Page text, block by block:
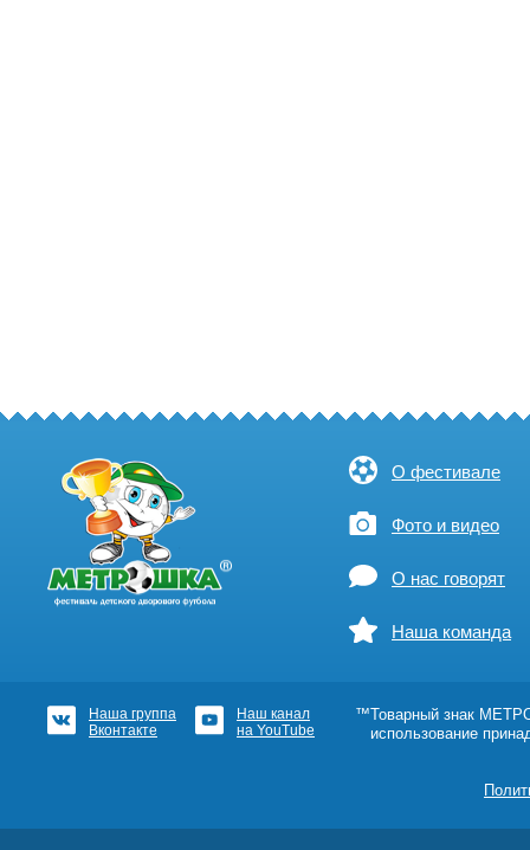
О фестивале
Фото и видео
О нас говорят
Наша команда
Наша группа
Вконтакте
Наш канал
на YouTube
™Товарный знак
использование